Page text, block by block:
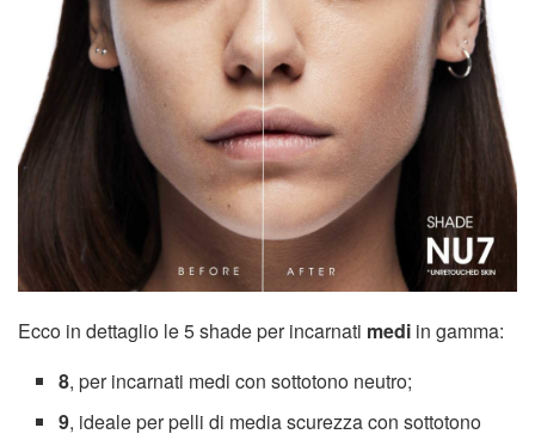
Ecco in dettaglio le 5 shade per incarnati medi in gamma:
8, per incarnati medi con sottotono neutro;
9, ideale per pelli di media scurezza con sottotono